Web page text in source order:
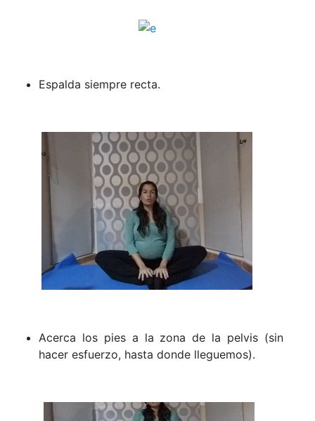
Espalda siempre recta.
Acerca los pies a la zona de la pelvis (sin
hacer esfuerzo, hasta donde lleguemos).